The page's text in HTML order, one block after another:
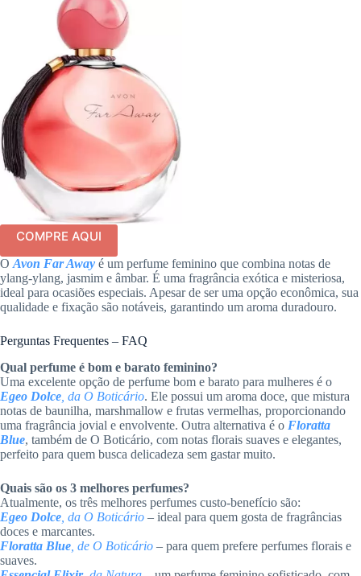
COMPRE AQUI
O Avon Far Away é um perfume feminino que combina notas de
ylang-ylang, jasmim e âmbar. É uma fragrância exótica e misteriosa,
ideal para ocasiões especiais. Apesar de ser uma opção econômica, sua
qualidade e fixação são notáveis, garantindo um aroma duradouro.
Perguntas Frequentes – FAQ
Qual perfume é bom e barato feminino?
Uma excelente opção de perfume bom e barato para mulheres é o
Egeo Dolce , da O Boticário. Ele possui um aroma doce, que mistura
notas de baunilha, marshmallow e frutas vermelhas, proporcionando
uma fragrância jovial e envolvente. Outra alternativa é o Floratta
Blue, também de O Boticário, com notas florais suaves e elegantes,
perfeito para quem busca delicadeza sem gastar muito.
Quais são os 3 melhores perfumes?
Atualmente, os três melhores perfumes custo-benefício são:
Egeo Dolce , da O Boticário – ideal para quem gosta de fragrâncias
doces e marcantes.
Floratta Blue , de O Boticário – para quem prefere perfumes florais e
suaves.